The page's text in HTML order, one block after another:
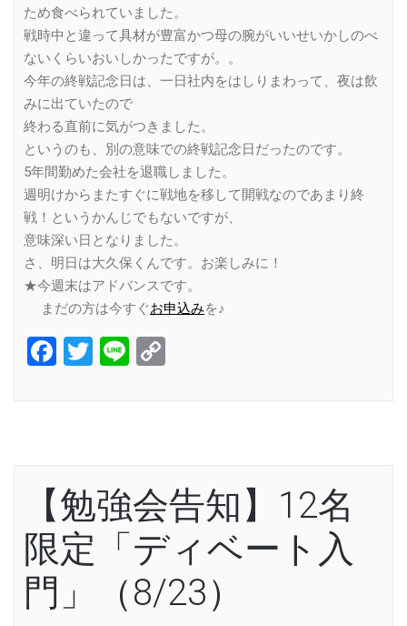
ため食べられていました。
戦時中と違って具材が豊富かつ母の腕がいいせいかしのべ
ないくらいおいしかったですが。。
今年の終戦記念日は、一日社内をはしりまわって、夜は飲
みに出ていたので
終わる直前に気がつきました。
というのも、別の意味での終戦記念日だったのです。
5年間勤めた会社を退職しました。
週明けからまたすぐに戦地を移して開戦なのであまり終
戦！というかんじでもないですが、
意味深い日となりました。
さ、明日は大久保くんです。お楽しみに！
★今週末はアドバンスです。
まだの方は今すぐお申込みを♪
Facebook
Twitter
Line
【勉強会告知】12名
限定「ディベート入
門」（8/23）